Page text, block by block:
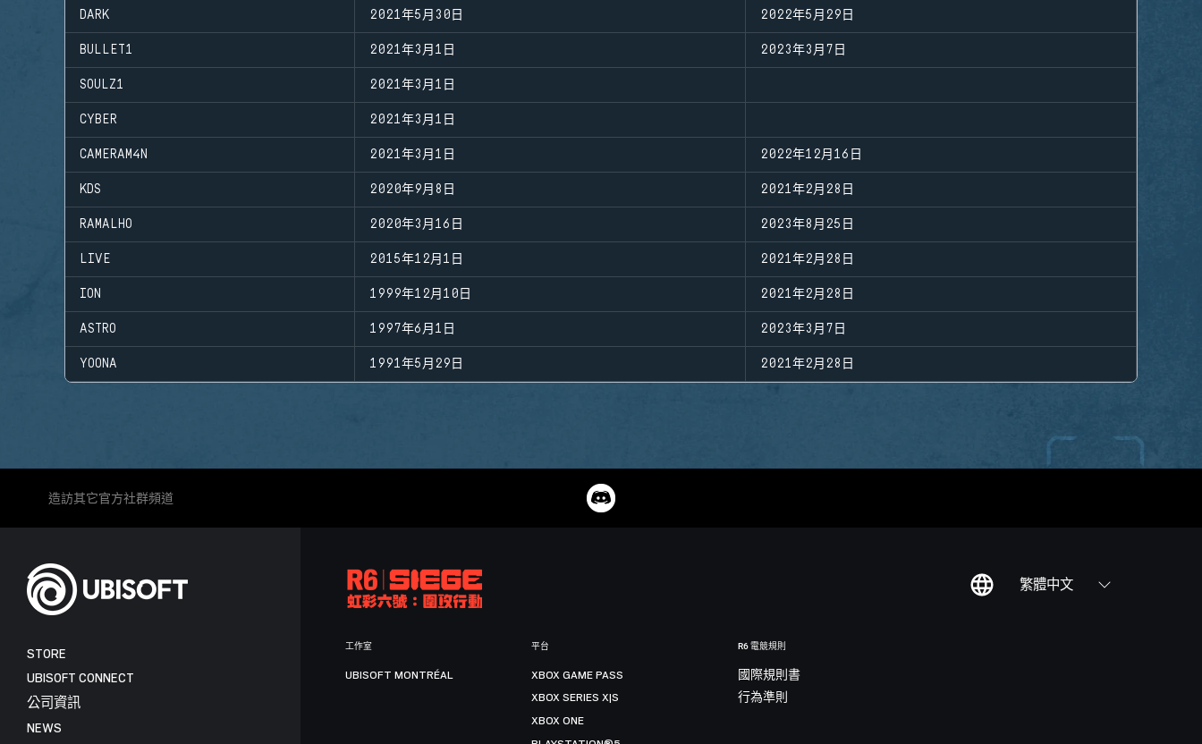
DARK 2021年5月30日 2022年5月29日
BULLET1 2021年3月1日 2023年3月7日
SOULZ1 2021年3月1日
CYBER 2021年3月1日
CAMERAM4N 2021年3月1日 2022年12月16日
KDS 2020年9月8日 2021年2月28日
RAMALHO 2020年3月16日 2023年8月25日
LIVE 2015年12月1日 2021年2月28日
ION 1999年12月10日 2021年2月28日
ASTRO 1997年6月1日 2023年3月7日
YOONA 1991年5月29日 2021年2月28日
造訪其它官方社群頻道
繁體中文
STORE
UBISOFT CONNECT
公司資訊
NEWS
工作室
UBISOFT MONTRÉAL
平台
XBOX GAME PASS
XBOX SERIES X|S
XBOX ONE
R6 電競規則
國際規則書
行為準則